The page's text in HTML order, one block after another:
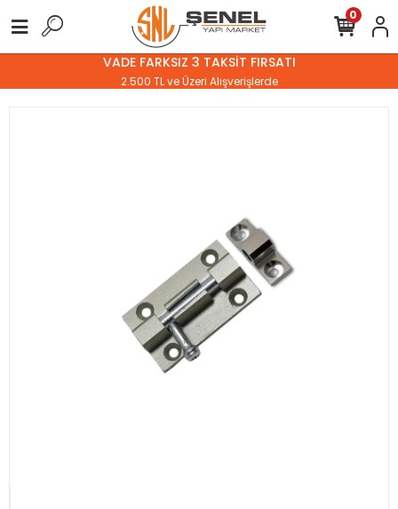
VADE FARKSIZ 3 TAKSİT FIRSATI
2.500 TL ve Üzeri Alışverişlerde
0